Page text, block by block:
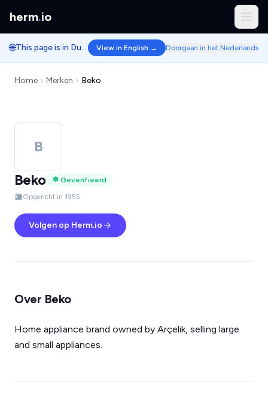
herm.io
🌐 This page is in Dutch. View in English → Doorgaan in het Nederlands
Home Merken Beko
B
Beko
Geverifieerd
Opgericht in 1955
Volgen op Herm.io
Over Beko
Home appliance brand owned by Arçelik, selling large
and small appliances.